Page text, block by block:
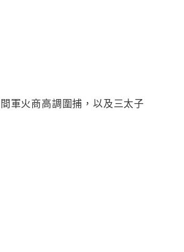
軍火商高調圍捕，以及三太子